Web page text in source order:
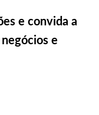
e convida a
e